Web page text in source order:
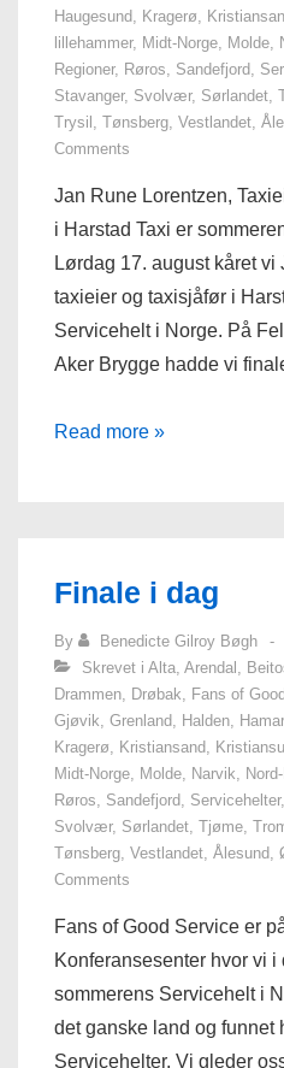
Haugesund, Kragerø,
lillehammer, Midt-Norge, Molde,
Regioner, Røros, Sandefjord,
Stavanger, Svolvær, Sørlandet,
Trysil , Tønsberg, Vestlandet,
Comments
Jan Rune Lorentzen,
i Harstad Taxi er
Lørdag 17. august kåret vi
taxieier og taxisjåfør i
Servicehelt i Norge. På
Aker Brygge hadde vi
Norges
Read more »
Finale i dag
By Benedicte Gilroy Bøgh
Skrevet i Alta, Arendal ,
Drammen, Drøbak, Fans of
Gjøvik, Grenland, Halden, Hamar
Kragerø, Kristiansand,
Midt-Norge, Molde, Narvik,
Røros, Sandefjord, Servicehelter,
Svolvær, Sørlandet, Tjøme,
Tønsberg, Vestlandet, Ålesund,
Comments
Fans of Good Service er
Konferansesenter hvor vi i
sommerens Servicehelt i
det ganske land og funnet
Servicehelter. Vi gleder